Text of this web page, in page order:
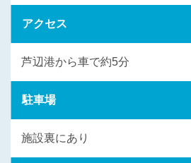
アクセス
芦辺港から車で約5分
駐車場
施設裏にあり